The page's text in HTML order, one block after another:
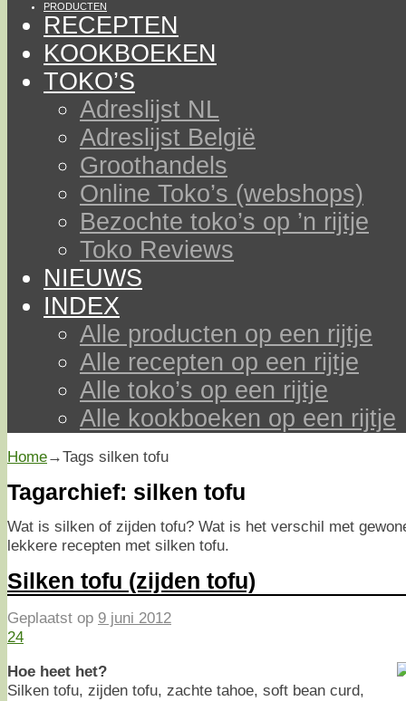
PRODUCTEN
RECEPTEN
KOOKBOEKEN
TOKO’S
Adreslijst NL
Adreslijst België
Groothandels
Online Toko’s (webshops)
Bezochte toko’s op ’n rijtje
Toko Reviews
NIEUWS
INDEX
Alle producten op een rijtje
Alle recepten op een rijtje
Alle toko’s op een rijtje
Alle kookboeken op een rijtje
Home→Tags silken tofu
Tagarchief: silken tofu
Wat is silken of zijden tofu? Wat is het verschil met
lekkere recepten met silken tofu.
Silken tofu (zijden tofu)
Geplaatst op 9 juni 2012
24
Hoe heet het?
Silken tofu, zijden tofu, zachte tahoe, soft bean curd,